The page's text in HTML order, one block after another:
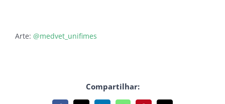
Arte: @medvet_unifimes
Compartilhar: